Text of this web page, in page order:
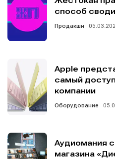
способ
Продакшн
Apple
самый
компании
Оборудование
Аудиомания
магазина